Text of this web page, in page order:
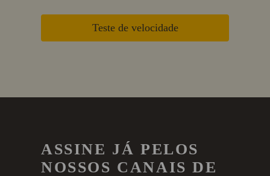
Teste de velocidade
ASSINE JÁ PELOS
NOSSOS CANAIS DE